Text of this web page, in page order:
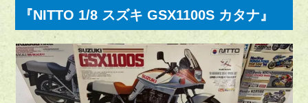
『NITTO 1/8 スズキ GSX1100S カタナ』